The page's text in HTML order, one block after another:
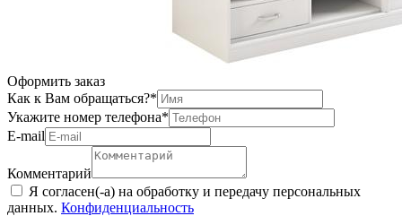
Оформить заказ
Как к Вам обращаться?*
Укажите номер телефона*
Е-mail
Комментарий
Я согласен(-а) на обработку и передачу персональных
данных. Конфиденциальность